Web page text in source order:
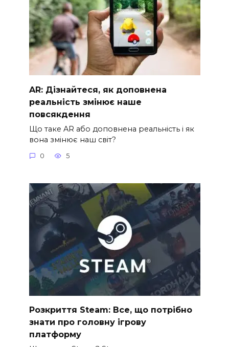
AR: Дізнайтеся, як доповнена
реальність змінює наше
повсякдення
Що таке AR або доповнена реальність і як
вона змінює наш світ?
0 5
Розкриття Steam: Все, що потрібно
знати про головну ігрову
платформу